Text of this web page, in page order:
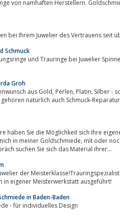
bei Ihrem Juwelier des Vertrauens seit
Schmuck
Groh
exklusiv, individuell - Neu-Anspach
auch Schmuck-Reparaturen aller Art,
Sie die Möglichkeit sich Ihre eigenen
oder noch ohne eigene Vorstellungen, über das
suchen Sie sich das Material ihrer...
der
eigener Meisterwerkstatt ausgeführt!
in Baden-Baden
- für individuelles Design